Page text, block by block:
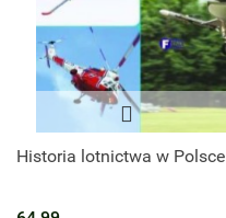
Historia lotnictwa w Polsce